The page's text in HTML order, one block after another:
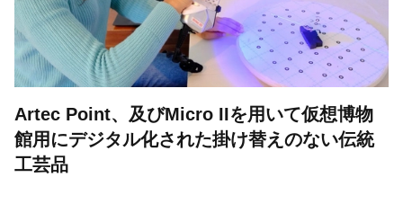
Artec Point、及びMicro IIを用いて仮想博物
館用にデジタル化された掛け替えのない伝統
工芸品